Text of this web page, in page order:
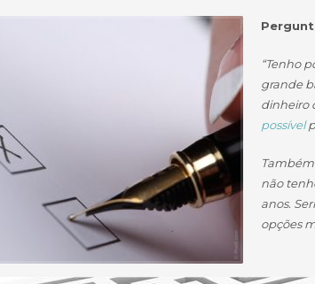
“Tenho
grande
dinheiro
possível
não
anos.
opções